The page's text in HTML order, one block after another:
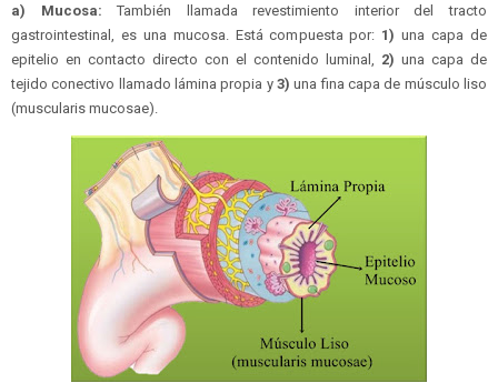
a) Mucosa: También llamada revestimiento interior del tracto
gastrointestinal, es una mucosa. Está compuesta por: 1) una capa de
epitelio en contacto directo con el contenido luminal, 2) una capa de
tejido conectivo llamado lámina propia y 3) una fina capa de músculo liso
(muscularis mucosae).